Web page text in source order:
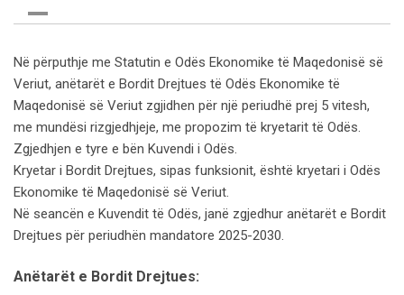
Në përputhje me Statutin e Odës Ekonomike të Maqedonisë së
Veriut, anëtarët e Bordit Drejtues të Odës Ekonomike të
Maqedonisë së Veriut zgjidhen për një periudhë prej 5 vitesh,
me mundësi rizgjedhjeje, me propozim të kryetarit të Odës.
Zgjedhjen e tyre e bën Kuvendi i Odës.
Kryetar i Bordit Drejtues, sipas funksionit, është kryetari i Odës
Ekonomike të Maqedonisë së Veriut.
Në seancën e Kuvendit të Odës, janë zgjedhur anëtarët e Bordit
Drejtues për periudhën mandatore 2025-2030.
Anëtarët e Bordit Drejtues: